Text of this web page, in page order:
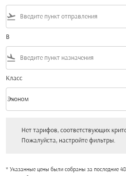
flight_takeoff
В
flight_land
Класс
Класс option Эконом Selected
Эконом
keyboard_arrow_down
Нет тарифов, соответствующих
Пожалуйста, настройте фильтры.
* Указанные цены были собраны за последние